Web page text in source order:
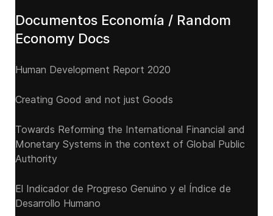
Documentos Economía / Random
Economy Docs
Human Development Report 2020
Creating Good and not just Goods
Towards Reforming the International Financial and
Monetary Systems in the context of Global Public
Authority
El Indicador de Progreso Genuino y el Índice de
Desarrollo Humano